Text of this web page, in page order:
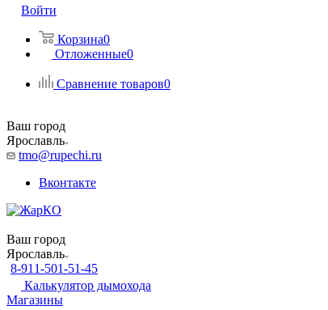
Войти
Корзина0
Отложенные0
Сравнение товаров0
Ваш город
Ярославль
tmo@rupechi.ru
Вконтакте
Ваш город
Ярославль
8-911-501-51-45
Калькулятор дымохода
Магазины